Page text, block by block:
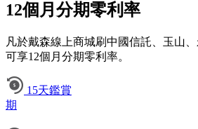
12個月分期零利率
凡於戴森線上商城刷中國信託、玉山
可享12個月分期零利率。
15天鑑賞
期